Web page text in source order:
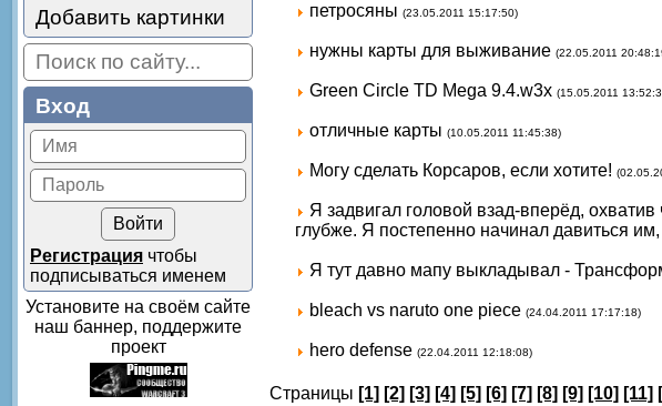
Добавить картинки
Вход
Регистрация чтобы
подписываться именем
Установите на своём сайте
наш баннер, поддержите
проект
петросяны (23.05.2011 15:17:50)
нужны карты для выживание (22.05.2011
Green Circle TD Mega 9.4.w3x (15.05.2011
отличные карты (10.05.2011 11:45:38)
Могу сделать Корсаров, если хотите!
Я задвигал головой взад-вперёд,
глубже. Я постепенно начинал давиться
Я тут давно мапу выкладывал -
bleach vs naruto one piece (24.04.2011 17:17:18)
hero defense (22.04.2011 12:18:08)
Страницы [1] [2] [3] [4] [5] [6] [7] [8] [9] [10] [11]